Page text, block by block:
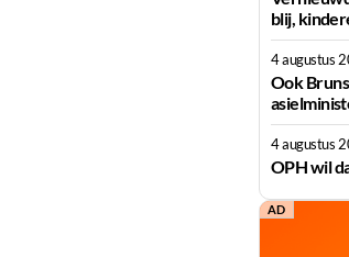
blij,
4 augustus
Ook
4 augustus
OPH wil
AD